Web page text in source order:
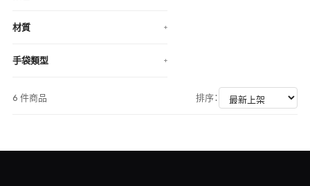
材質 +
手袋類型 +
6 件商品 排序：